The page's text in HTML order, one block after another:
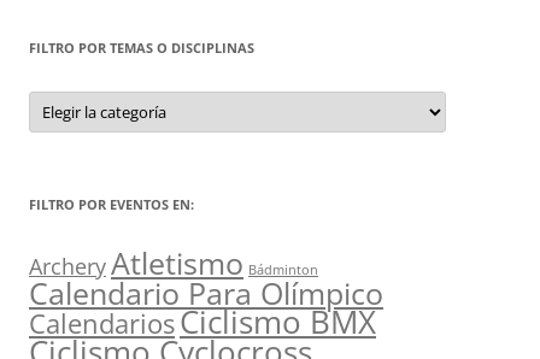
FILTRO POR TEMAS O DISCIPLINAS
Filtro
por
Temas
FILTRO POR EVENTOS EN:
ArcheryAtletismo Bádminton
Calendario Para Olímpico
CalendariosCiclismo BMX